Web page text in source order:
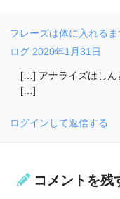
フレーズは体に入れる
ログ 2020年1月31日
[…] アナライズはしん
[…]
ログインして返信する
コメントを残